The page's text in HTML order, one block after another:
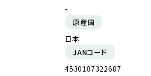
-
原産国
日本
JANコード
4530107322607